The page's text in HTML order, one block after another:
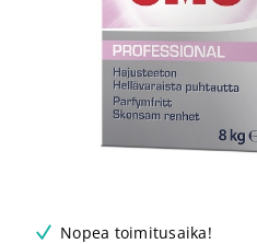
Nopea toimitusaika!